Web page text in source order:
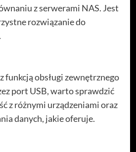
z serwerami NAS. Jest
rozwiązanie do
funkcją obsługi zewnętrznego
port USB, warto sprawdzić
z różnymi urządzeniami oraz
danych, jakie oferuje.